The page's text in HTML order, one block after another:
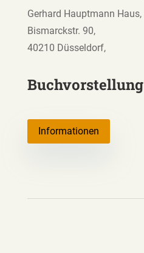
Gerhard Hauptmann Haus,
Bismarckstr. 90,
40210 Düsseldorf,
Buchvorstellung
Informationen